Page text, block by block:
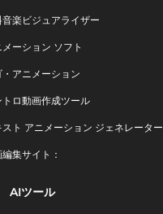
音楽ビジュアライザー
メーション ソフト
・アニメーション
トロ動画作成ツール
スト アニメーション ジェネレーター
集サイト：
AIツール